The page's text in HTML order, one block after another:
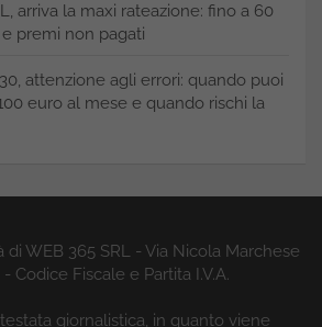
arriva la maxi rateazione: fino a 60
premi non pagati
attenzione agli errori: quando puoi
euro al mese e quando rischi la
di WEB 365 SRL - Via Nicola Marchese
- Codice Fiscale e Partita I.V.A.
giornalistica, in quanto viene